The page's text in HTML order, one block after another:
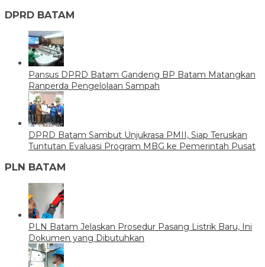
DPRD BATAM
Pansus DPRD Batam Gandeng BP Batam Matangkan
Ranperda Pengelolaan Sampah
DPRD Batam Sambut Unjukrasa PMII, Siap Teruskan
Tuntutan Evaluasi Program MBG ke Pemerintah Pusat
PLN BATAM
PLN Batam Jelaskan Prosedur Pasang Listrik Baru, Ini
Dokumen yang Dibutuhkan